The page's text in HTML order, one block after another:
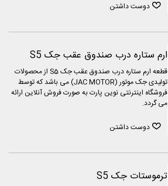
دوست داشتن
ارم ستاره درب صندوق عقب جک S5
قطعه ارم ستاره درب صندوق عقب جک S5 از محصولات
تولیدی جک موتور (JAC MOTOR) می باشد که توسط
فروشگاه اینترنتی نوین پارت به صورت فروش آنلاین ارائه
می گردد.
دوست داشتن
ترموستات جک S5